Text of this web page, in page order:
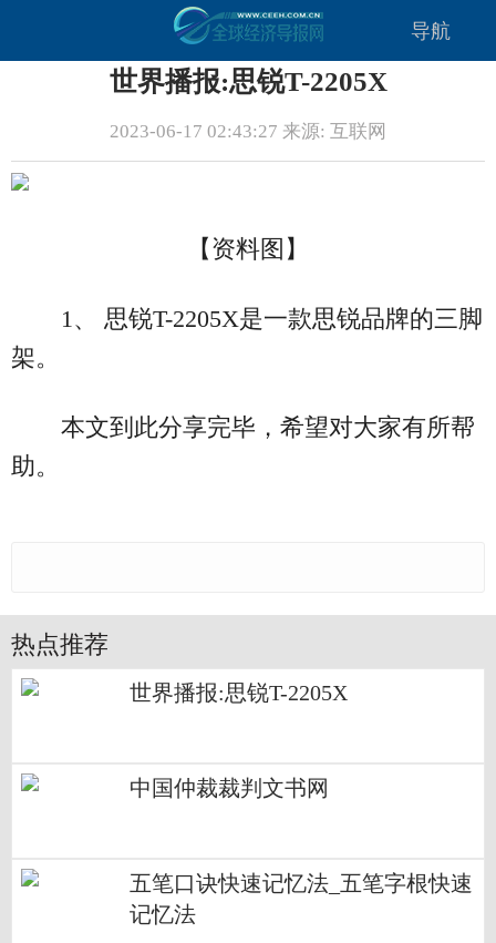
导航
世界播报:思锐T-2205X
2023-06-17 02:43:27 来源: 互联网
【资料图】
1、 思锐T-2205X是一款思锐品牌的三脚
架。
本文到此分享完毕，希望对大家有所帮
助。
热点推荐
世界播报:思锐T-2205X
中国仲裁裁判文书网
五笔口诀快速记忆法_五笔字根快速
记忆法